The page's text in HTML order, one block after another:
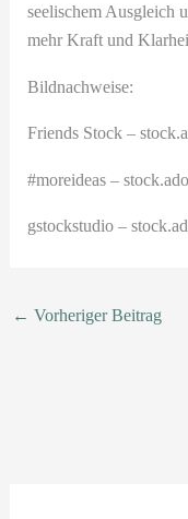
seelischem Ausgleich
mehr Kraft und
Bildnachweise:
Friends Stock –
#moreideas –
gstockstudio –
← Vorheriger Beitrag